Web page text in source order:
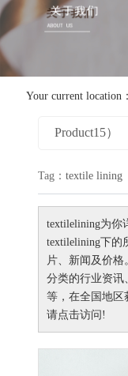
Your current location
Product15）
Tag： textile lining
textilelining为你
textilelining下的
片、新闻及价格
分类的行业资讯
等，在全国地区
请点击访问!